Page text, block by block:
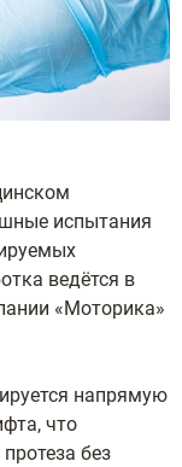
испытания
ведётся в
«Моторика»
напрямую
что
без